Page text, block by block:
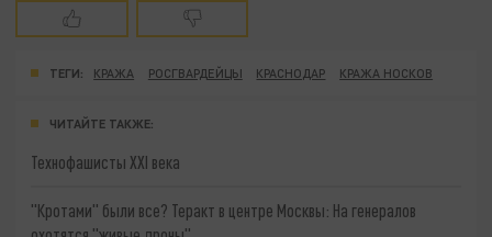
ТЕГИ: КРАЖА РОСГВАРДЕЙЦЫ КРАСНОДАР КРАЖА НОСКОВ
ЧИТАЙТЕ ТАКЖЕ:
Технофашисты XXI века
"Кротами" были все? Теракт в центре Москвы: На генералов